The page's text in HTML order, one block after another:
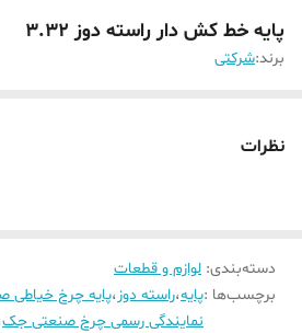
پایه خط کش دار راسته دوز 3.32
برند:شرکتی
نظرات
دسته‌بندی: لوازم و قطعات
برچسب‌ها :پایه،راسته دوز،پایه چرخ خیاطی
نمایندگی رسمی چرخ صنعتی جک